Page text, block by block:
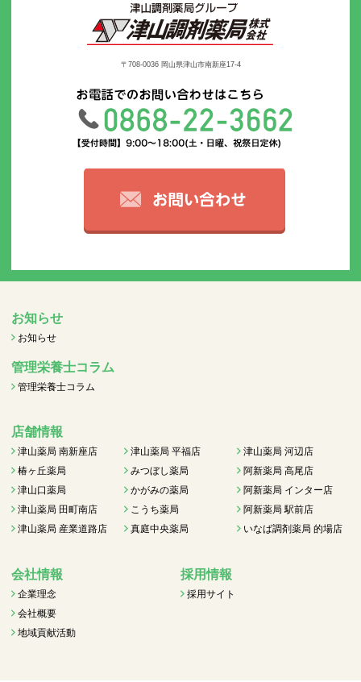
〒708-0036 岡山県津山市南新座17-4
お知らせ
お知らせ
管理栄養士コラム
管理栄養士コラム
店舗情報
津山薬局 南新座店
椿ヶ丘薬局
津山口薬局
津山薬局 田町南店
津山薬局 産業道路店
津山薬局 平福店
みつぼし薬局
かがみの薬局
こうち薬局
真庭中央薬局
津山薬局 河辺店
阿新薬局 高尾店
阿新薬局 インター店
阿新薬局 駅前店
いなば調剤薬局 的場店
会社情報
企業理念
会社概要
地域貢献活動
採用情報
採用サイト